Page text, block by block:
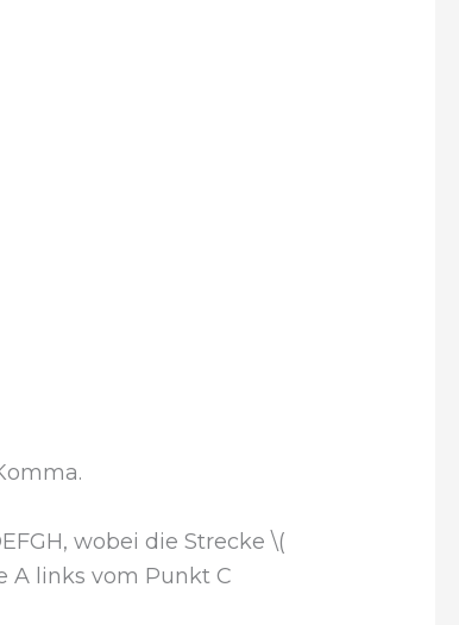
wobei die Strecke \(
A links vom Punkt C